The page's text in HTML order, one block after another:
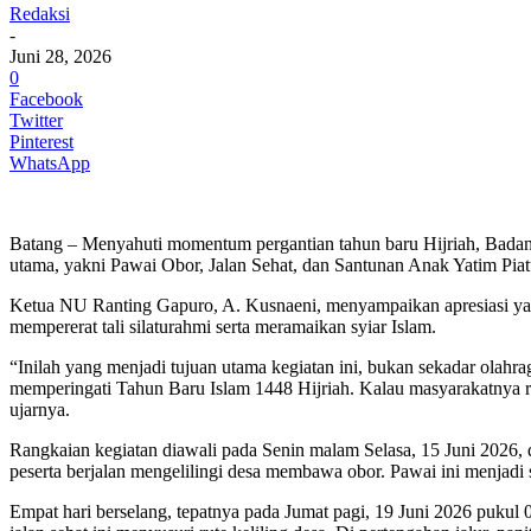
Redaksi
-
Juni 28, 2026
0
Facebook
Twitter
Pinterest
WhatsApp
Batang – Menyahuti momentum pergantian tahun baru Hijriah,
utama, yakni Pawai Obor, Jalan Sehat, dan Santunan Anak Yatim
Ketua NU Ranting Gapuro, A. Kusnaeni, menyampaikan apresiasi
mempererat tali silaturahmi serta meramaikan syiar Islam.
“Inilah yang menjadi tujuan utama kegiatan ini, bukan sekadar
memperingati Tahun Baru Islam 1448 Hijriah. Kalau masyarakatnya
ujarnya.
Rangkaian kegiatan diawali pada Senin malam Selasa, 15 Juni
peserta berjalan mengelilingi desa membawa obor. Pawai ini
Empat hari berselang, tepatnya pada Jumat pagi, 19 Juni 2026